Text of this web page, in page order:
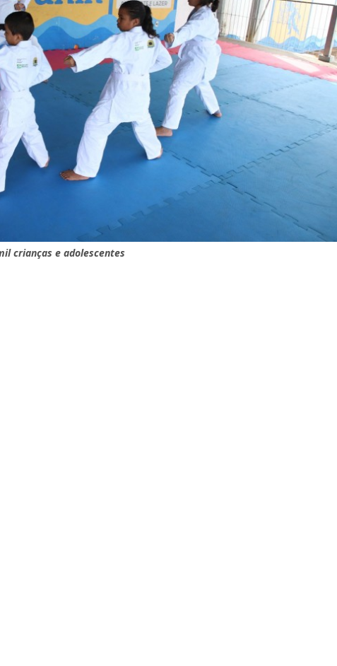
crianças e adolescentes